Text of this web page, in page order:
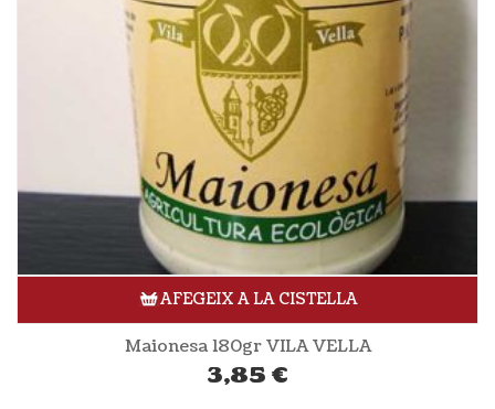
AFEGEIX A LA CISTELLA
Maionesa 180gr VILA VELLA
3,85 €